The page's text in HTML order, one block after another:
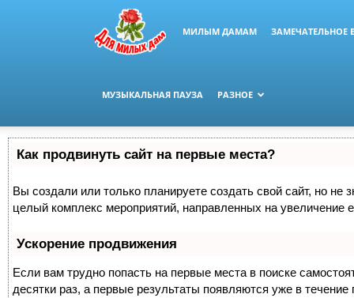
МИЛЫМ ДАМАМ ЗАМЕЧАТЕЛЬНОЕ
МУЗЫКАЛЬНАЯ ПАУЗА РАЗНОЕ
Как продвинуть сайт на первые места?
Вы создали или только планируете создать свой сайт, но не
целый комплекс мероприятий, направленных на увеличение
Ускорение продвижения
Если вам трудно попасть на первые места в поиске
десятки раз, а первые результаты появляются уже в